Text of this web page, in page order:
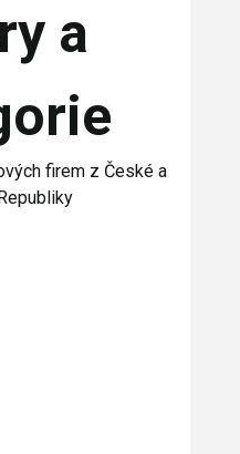
a
firem z České a